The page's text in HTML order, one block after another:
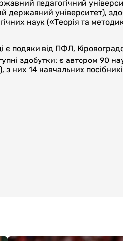
педагогічний
державний університет),
наук («Теорія та
є подяки від ПФЛ,
здобутки: є автором 90
з них 14 навчальних